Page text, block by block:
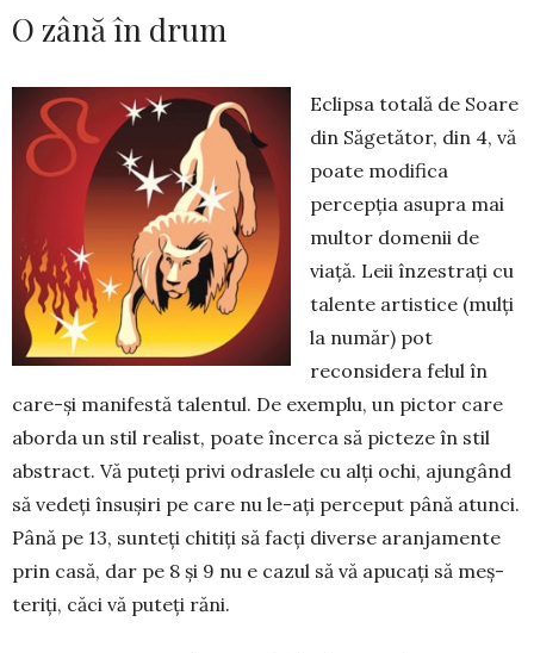
O zână în drum
Eclipsa totală de Soare
din Să­ge­tător, din 4, vă
poate modi­fica
percepția asupra mai
multor do­menii de
viață. Leii înzestrați cu
talente artistice (mulți
la număr) pot
reconsidera felul în
care-și manifestă talentul. De exemplu, un pictor care
aborda un stil realist, poate în­cerca să picteze în stil
abs­tract. Vă puteți privi odraslele cu alți ochi, ajungând
să vedeți însușiri pe care nu le-ați perceput până atunci.
Până pe 13, sunteți chitiți să facți di­verse aranjamente
prin casă, dar pe 8 și 9 nu e cazul să vă apucați să meș­
teriți, căci vă puteți răni.